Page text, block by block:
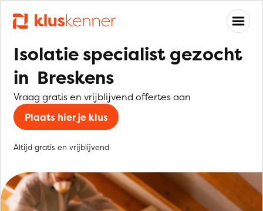
Isolatie specialist gezocht
in Breskens
Vraag gratis en vrijblijvend offertes aan
Plaats hier je klus
Altijd gratis en vrijblijvend